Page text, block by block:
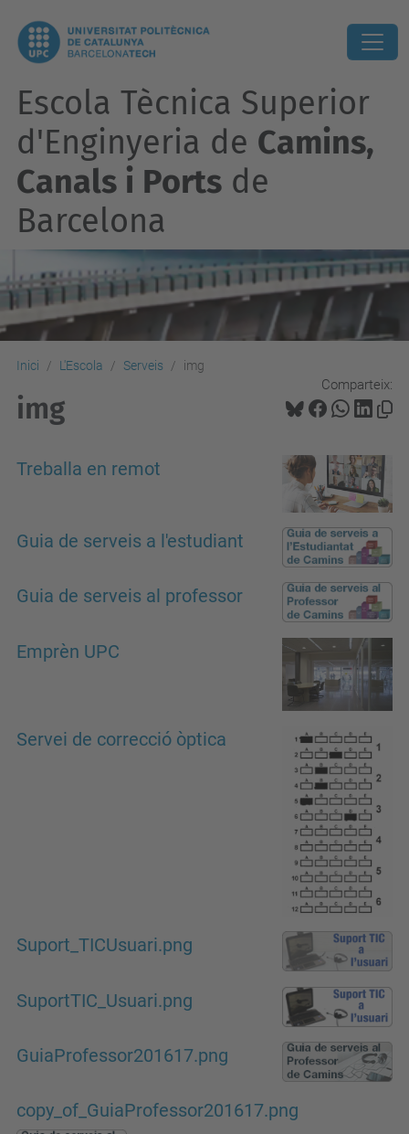
Escola Tècnica Superior
d'Enginyeria de Camins,
Canals i Ports de
Barcelona
Inici L'Escola Serveis img
Comparteix:
img
Treballa en remot
Guia de serveis a l'estudiant
Guia de serveis al professor
Emprèn UPC
Servei de correcció òptica
Suport_TICUsuari.png
SuportTIC_Usuari.png
GuiaProfessor201617.png
copy_of_GuiaProfessor201617.png